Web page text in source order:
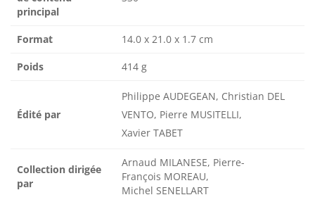
principal
Format 14.0 x 21.0 x 1.7 cm
Poids 414 g
Édité par
Philippe AUDEGEAN, Christian DEL
VENTO, Pierre MUSITELLI,
Xavier TABET
Collection dirigée
par
Arnaud MILANESE, Pierre-
François MOREAU,
Michel SENELLART